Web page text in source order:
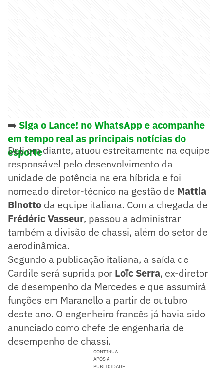
➡️ Siga o Lance! no WhatsApp e acompanhe
em tempo real as principais notícias do
esporte
Dali em diante, atuou estreitamente na equipe
responsável pelo desenvolvimento da
unidade de potência na era híbrida e foi
nomeado diretor-técnico na gestão de Mattia
Binotto da equipe italiana. Com a chegada de
Frédéric Vasseur, passou a administrar
também a divisão de chassi, além do setor de
aerodinâmica.
Segundo a publicação italiana, a saída de
Cardile será suprida por Loïc Serra, ex-diretor
de desempenho da Mercedes e que assumirá
funções em Maranello a partir de outubro
deste ano. O engenheiro francês já havia sido
anunciado como chefe de engenharia de
desempenho de chassi.
CONTINUA
APÓS A
PUBLICIDADE